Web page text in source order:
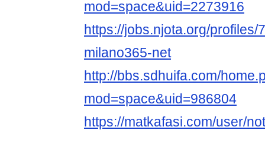
mod=space&uid=2273916
https://jobs.njota.org/profiles/
milano365-net
http://bbs.sdhuifa.com/
mod=space&uid=986804
https://matkafasi.com/user/